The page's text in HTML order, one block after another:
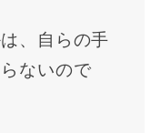
、自らの手
ないので